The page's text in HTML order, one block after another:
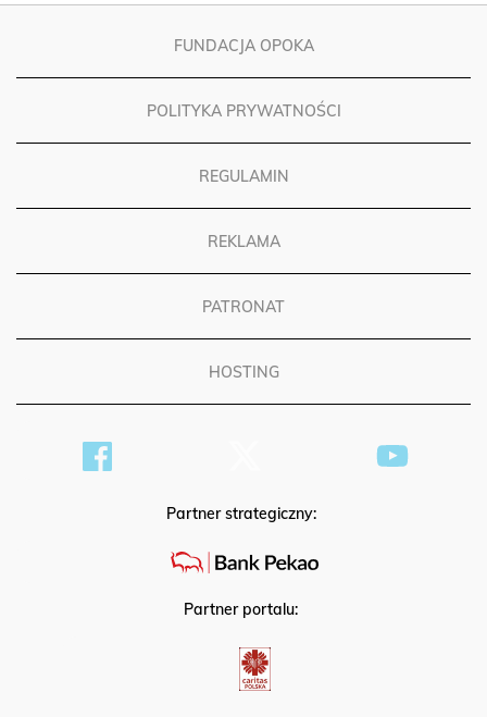
FUNDACJA OPOKA
POLITYKA PRYWATNOŚCI
REGULAMIN
REKLAMA
PATRONAT
HOSTING
Partner strategiczny:
Partner portalu: